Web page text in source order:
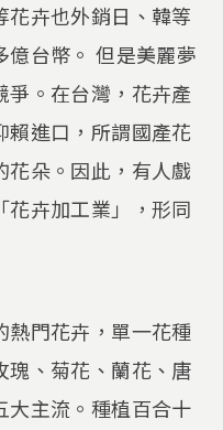
花卉也外銷日、韓等
億台幣。 但是美麗夢
。在台灣，花卉產
賴進口，所謂國產花
花朵。因此，有人戲
花卉加工業」，形同
熱門花卉，單一花種
瑰、菊花、蘭花、唐
大主流。種植百合十